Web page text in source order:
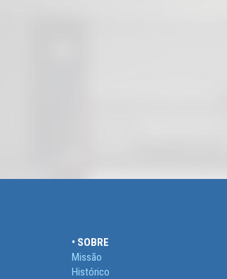
• SOBRE
Missão
Histórico